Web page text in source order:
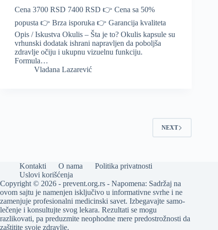
Cena 3700 RSD 7400 RSD 👉 Cena sa 50%
popusta 👉 Brza isporuka 👉 Garancija kvaliteta
Opis / Iskustva Okulis – Šta je to? Okulis kapsule su
vrhunski dodatak ishrani napravljen da poboljša
zdravlje očiju i ukupnu vizuelnu funkciju.
Formula…
Vladana Lazarević
NEXT
Kontakti O nama
Politika privatnosti
Uslovi korišćenja
Copyright © 2026 - prevent.org.rs - Napomena: Sadržaj na
ovom sajtu je namenjen isključivo u informativne svrhe i ne
zamenjuje profesionalni medicinski savet. Izbegavajte samo-
lečenje i konsultujte svog lekara. Rezultati se mogu
razlikovati, pa preduzmite neophodne mere predostrožnosti da
zaštitite svoje zdravlje.